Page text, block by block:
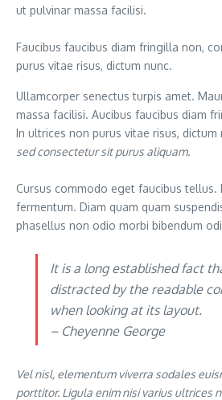
ut pulvinar massa facilisi.
Faucibus faucibus diam fringilla non,
purus vitae risus, dictum nunc.
Ullamcorper senectus turpis amet.
massa facilisi. Aucibus faucibus diam
In ultrices non purus vitae risus, dictum
sed consectetur sit purus aliquam.
Cursus commodo eget faucibus tellus.
fermentum. Diam quam quam
phasellus non odio morbi bibendum
It is a long established fact
distracted by the readable
when looking at its layout.
– Cheyenne George
Vel nisl, elementum viverra sodales
porttitor. Ligula enim nisi varius ultrices